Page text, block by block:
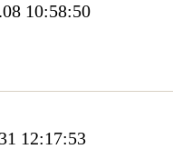
10:58:50
12:17:53